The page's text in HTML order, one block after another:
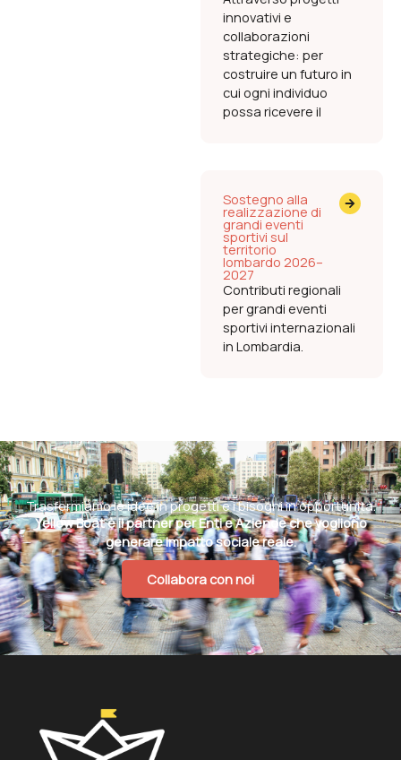
innovativi e
collaborazioni
strategiche: per
costruire un futuro in
cui ogni individuo
possa ricevere il
Sostegno alla
realizzazione di
grandi eventi
sportivi sul
territorio
lombardo 2026–
2027
Contributi regionali
per grandi eventi
sportivi internazionali
in Lombardia.
Trasformiamo le idee in progetti e i bisogni in opportunità.
Yellow Boat è il partner per Enti e Aziende che vogliono
generare impatto sociale reale.
Collabora con noi